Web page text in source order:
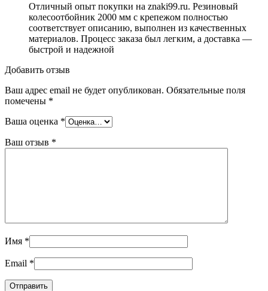
Отличный опыт покупки на znaki99.ru. Резиновый
колесоотбойник 2000 мм с крепежом полностью
соответствует описанию, выполнен из качественных
материалов. Процесс заказа был легким, а доставка —
быстрой и надежной
Добавить отзыв
Ваш адрес email не будет опубликован. Обязательные поля
помечены *
Ваша оценка *
Ваш отзыв *
Имя *
Email *